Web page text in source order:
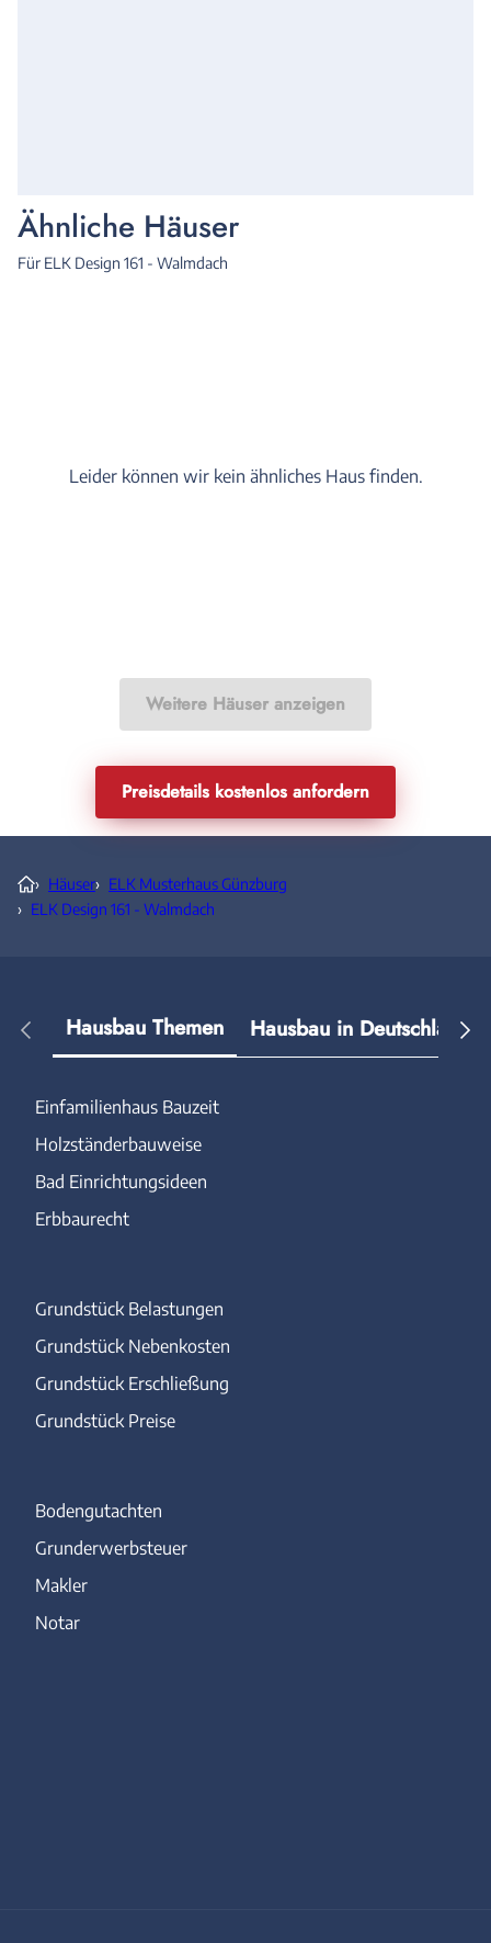
Ähnliche Häuser
Für ELK Design 161 - Walmdach
Leider können wir kein ähnliches Haus finden.
Weitere Häuser anzeigen
Preisdetails kostenlos anfordern
› Häuser› ELK Musterhaus Günzburg
› ELK Design 161 - Walmdach
Hausbau Themen Hausbau in Deutschland
Einfamilienhaus Bauzeit
Holzständerbauweise
Bad Einrichtungsideen
Erbbaurecht
Grundstück Belastungen
Grundstück Nebenkosten
Grundstück Erschließung
Grundstück Preise
Bodengutachten
Grunderwerbsteuer
Makler
Notar